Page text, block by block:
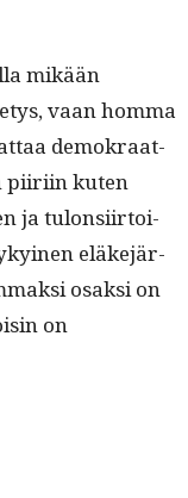
mikään
vaan hom­ma
demokraat­
piiri­in kuten
ja tulon­si­ir­toi­
eläke­jär­
osak­si on
on